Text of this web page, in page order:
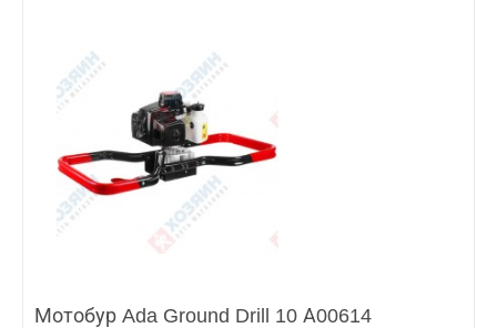
Мотобур Ada Ground Drill 10 А00614